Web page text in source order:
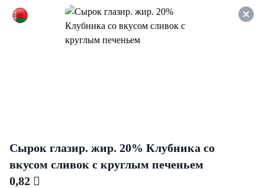
Оформляйте заказ НА
САМОВЫВОЗ и получайте
СКИДКУ 7%
Сырок глазир. жир. 20% Клубника со
вкусом сливок с круглым печеньем
0,82 